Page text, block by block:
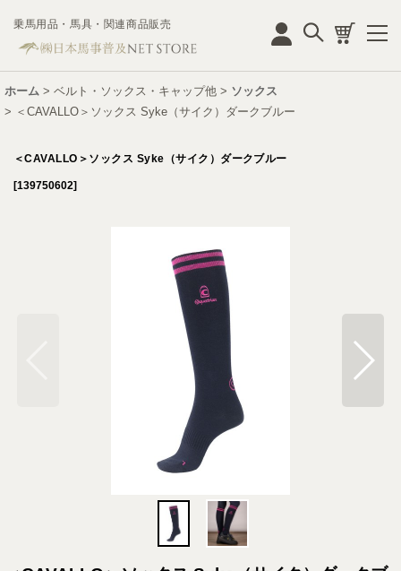
乗馬用品・馬具・関連商品販売
ホーム > ベルト・ソックス・キャップ他 > ソックス
> ＜CAVALLO＞ソックス Syke（サイク）ダークブルー
＜CAVALLO＞ソックス Syke（サイク）ダークブルー
[139750602]